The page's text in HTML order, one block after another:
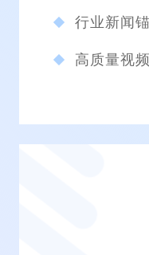
行业新闻
高质量视